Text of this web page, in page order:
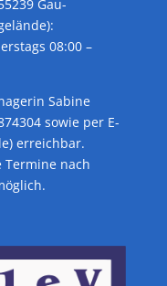
Gau-
08:00 –
Sabine
sowie per E-
erreichbar.
nach